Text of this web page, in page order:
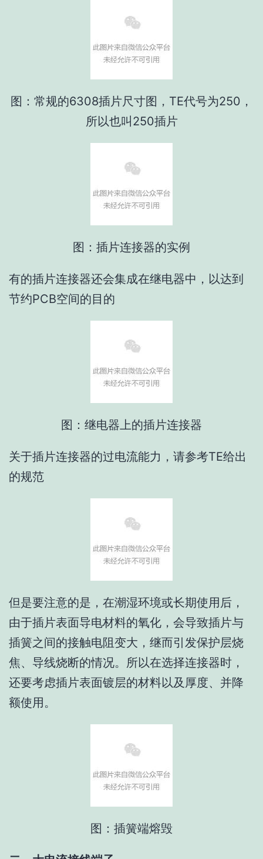
图：常规的6308插片尺寸图，TE代号为250，
所以也叫250插片
图：插片连接器的实例
有的插片连接器还会集成在继电器中，以达到
节约PCB空间的目的
图：继电器上的插片连接器
关于插片连接器的过电流能力，请参考TE给出
的规范
但是要注意的是，在潮湿环境或长期使用后，
由于插片表面导电材料的氧化，会导致插片与
插簧之间的接触电阻变大，继而引发保护层烧
焦、导线烧断的情况。所以在选择连接器时，
还要考虑插片表面镀层的材料以及厚度、并降
额使用。
图：插簧端熔毁